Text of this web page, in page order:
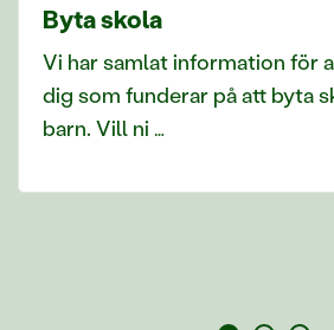
Byta skola
Vi har samlat information för
dig som funderar på att byta
barn. Vill ni …